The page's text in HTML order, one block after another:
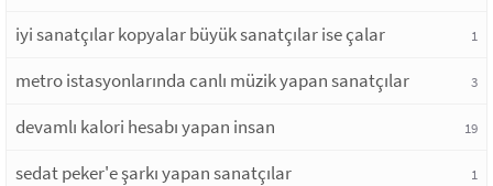
iyi sanatçılar kopyalar büyük sanatçılar ise çalar 1
metro istasyonlarında canlı müzik yapan sanatçılar 3
devamlı kalori hesabı yapan insan 19
sedat peker'e şarkı yapan sanatçılar 1